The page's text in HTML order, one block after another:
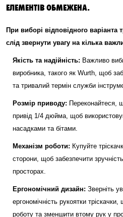
ЕЛЕМЕНТІВ ОБМЕЖЕНА.
При виборі відповідного
слід звернути увагу на кілька
Якість та надійність: Важливо
виробника, такого як Wurth, щоб
та тривалий термін служби
Розмір приводу: Переконайтеся,
привід 1/4 дюйма, щоб
насадками та бітами.
Механізм роботи: Купуйте
сторони, щоб забезпечити
просторах.
Ергономічний дизайн: Зверніть
ергономічність рукоятки
роботу та зменшити втому рук у